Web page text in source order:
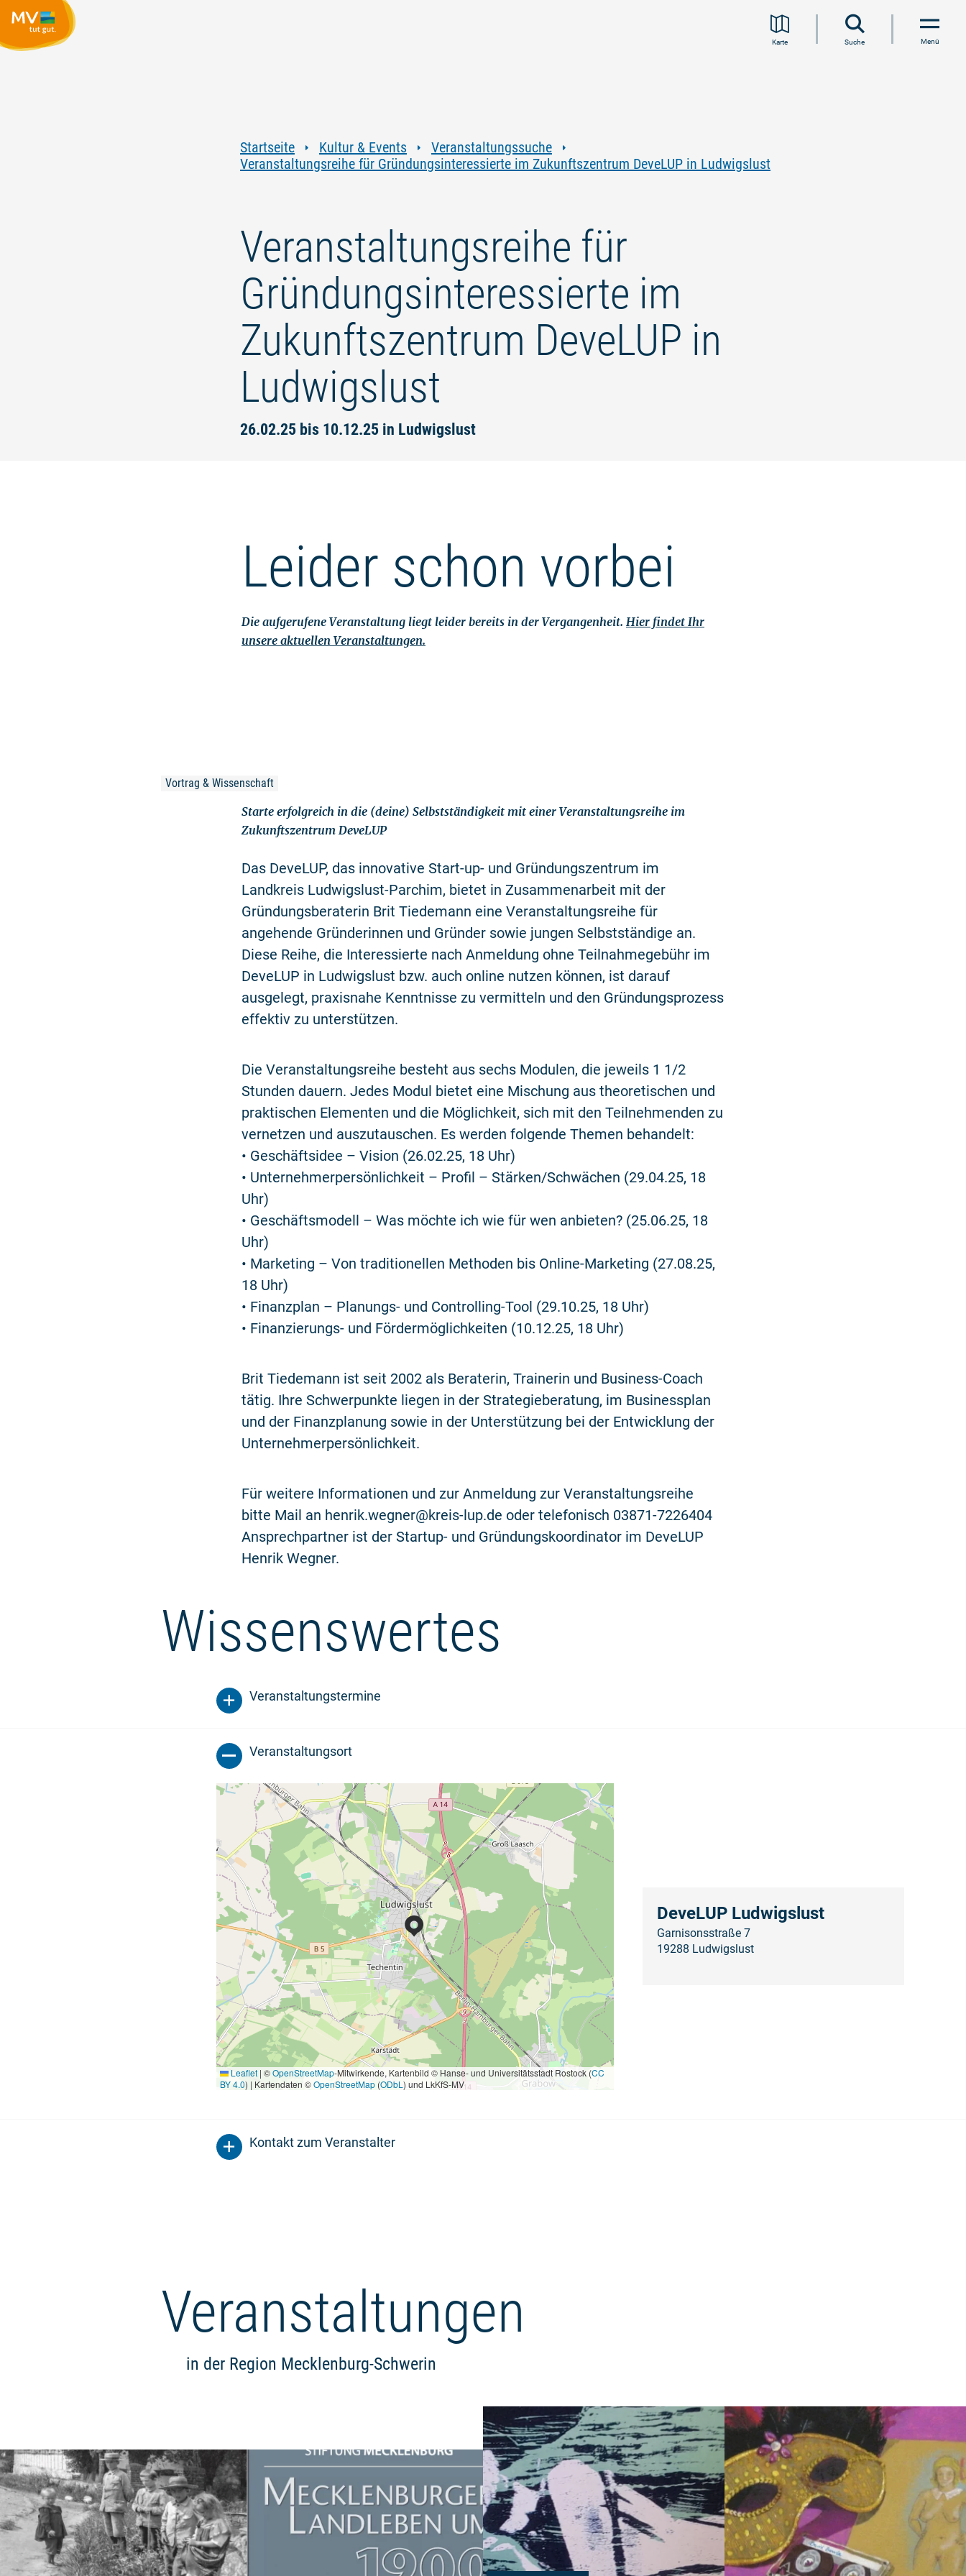
Karte Suche Menü
Startseite Kultur & Events
Veranstaltungssuche
Veranstaltungsreihe für Gründungsinteressierte im Zukunftszentrum DeveLUP in Ludwigslust
Veranstaltungsreihe für
Gründungsinteressierte im
Zukunftszentrum DeveLUP in
Ludwigslust
26.02.25 bis 10.12.25 in Ludwigslust
Leider schon vorbei
Die aufgerufene Veranstaltung liegt leider bereits in der Vergangenheit. Hier findet Ihr
unsere aktuellen Veranstaltungen.
Vortrag & Wissenschaft
Starte erfolgreich in die (deine) Selbstständigkeit mit einer Veranstaltungsreihe im
Zukunftszentrum DeveLUP
Das DeveLUP, das innovative Start-up- und Gründungszentrum im
Landkreis Ludwigslust-Parchim, bietet in Zusammenarbeit mit der
Gründungsberaterin Brit Tiedemann eine Veranstaltungsreihe für
angehende Gründerinnen und Gründer sowie jungen Selbstständige an.
Diese Reihe, die Interessierte nach Anmeldung ohne Teilnahmegebühr im
DeveLUP in Ludwigslust bzw. auch online nutzen können, ist darauf
ausgelegt, praxisnahe Kenntnisse zu vermitteln und den Gründungsprozess
effektiv zu unterstützen.
Die Veranstaltungsreihe besteht aus sechs Modulen, die jeweils 1 1/2
Stunden dauern. Jedes Modul bietet eine Mischung aus theoretischen und
praktischen Elementen und die Möglichkeit, sich mit den Teilnehmenden zu
vernetzen und auszutauschen. Es werden folgende Themen behandelt:
• Geschäftsidee – Vision (26.02.25, 18 Uhr)
• Unternehmerpersönlichkeit – Profil – Stärken/Schwächen (29.04.25, 18
Uhr)
• Geschäftsmodell – Was möchte ich wie für wen anbieten? (25.06.25, 18
Uhr)
• Marketing – Von traditionellen Methoden bis Online-Marketing (27.08.25,
18 Uhr)
• Finanzplan – Planungs- und Controlling-Tool (29.10.25, 18 Uhr)
• Finanzierungs- und Fördermöglichkeiten (10.12.25, 18 Uhr)
Brit Tiedemann ist seit 2002 als Beraterin, Trainerin und Business-Coach
tätig. Ihre Schwerpunkte liegen in der Strategieberatung, im Businessplan
und der Finanzplanung sowie in der Unterstützung bei der Entwicklung der
Unternehmerpersönlichkeit.
Für weitere Informationen und zur Anmeldung zur Veranstaltungsreihe
bitte Mail an henrik.wegner@kreis-lup.de oder telefonisch 03871-7226404
Ansprechpartner ist der Startup- und Gründungskoordinator im DeveLUP
Henrik Wegner.
Wissenswertes
Veranstaltungstermine
Veranstaltungsort
Leaflet | ©OpenStreetMap-Mitwirkende, Kartenbild © Hanse- und Universitätsstadt Rostock (CC
BY 4.0) | Kartendaten ©OpenStreetMap(ODbL ) und LkKfS-MV
DeveLUP Ludwigslust
Garnisonsstraße 7
19288 Ludwigslust
Kontakt zum Veranstalter
Veranstaltungen
in der Region Mecklenburg-Schwerin
Weiterlesen: "„Mecklenburger Landleben um 1900“"
Weiterlesen: "Grafikkunst im Fokus - Vera